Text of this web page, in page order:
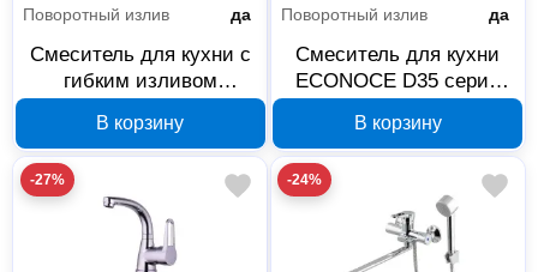
Поворотный излив
да
Смеситель для кухни с
гибким изливом
440 хром EC0442
В корзину
Поворотный излив
да
Смеситель для кухни
ECONOCE D35 серия
В корзину
-27% -24%